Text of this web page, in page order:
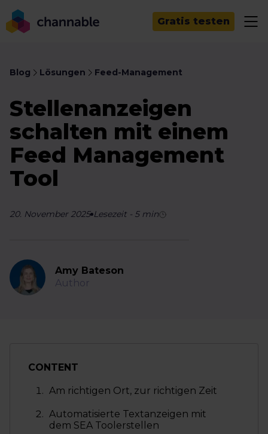
Gratis testen
Blog Lösungen Feed-Management
Stellenanzeigen
schalten mit einem
Feed Management
Tool
20. November 2025 Lesezeit - 5min
Amy Bateson
Author
CONTENT
Am richtigen Ort, zur richtigen Zeit
Automatisierte Textanzeigen mit
dem SEA Toolerstellen